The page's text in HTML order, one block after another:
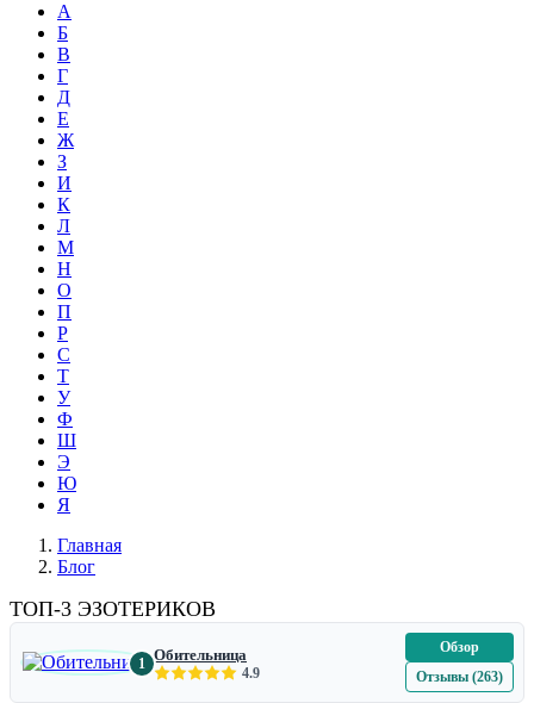
А
Б
В
Г
Д
Е
Ж
З
И
К
Л
М
Н
О
П
Р
С
Т
У
Ф
Ш
Э
Ю
Я
Главная
Блог
ТОП-3 ЭЗОТЕРИКОВ
1 Обительница
4.9
Обзор
Отзывы (263)